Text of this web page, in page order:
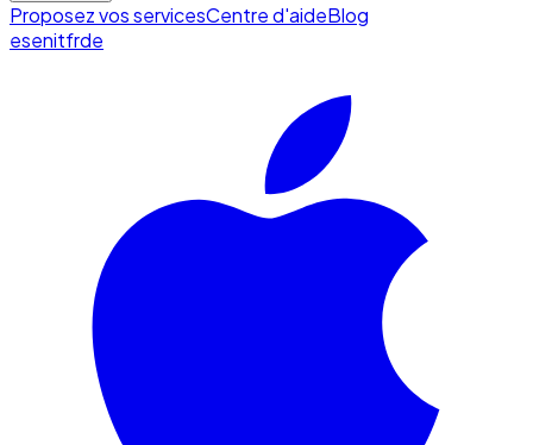
Proposez vos servicesCentre d'aideBlog
esenitfrde